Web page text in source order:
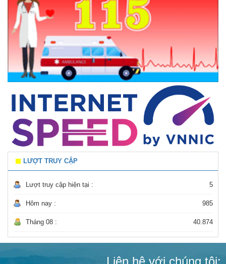
LƯỢT TRUY CẬP
Lượt truy cập hiện tại : 5
Hôm nay : 985
Tháng 08 : 40.874
Liên hệ với chúng tôi: